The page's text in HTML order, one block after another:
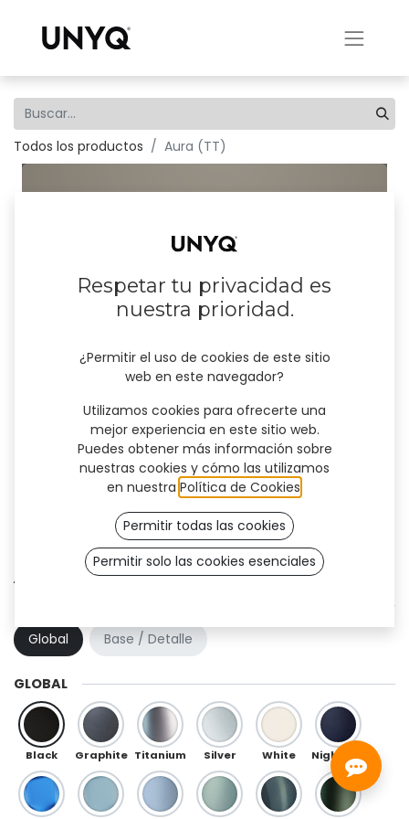
Todos los productos Aura (TT)
Aura (TT)
Global
Base / Detalle
GLOBAL
Black Graphite Titanium Silver White
Respetar tu privacidad es
nuestra prioridad.
¿Permitir el uso de cookies de este sitio
web en este navegador?
Utilizamos cookies para ofrecerte una
mejor experiencia en este sitio web.
Puedes obtener más información sobre
nuestras cookies y cómo las utilizamos
en nuestra Política de Cookies
Permitir todas las cookies
Permitir solo las cookies esenciales